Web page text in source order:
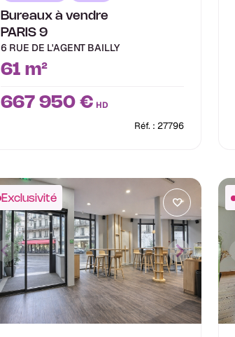
Bureaux à vendre
PARIS 9
6 RUE DE L'AGENT BAILLY
61 m²
667 950 € HD
Réf. : 27796
Exclusivité